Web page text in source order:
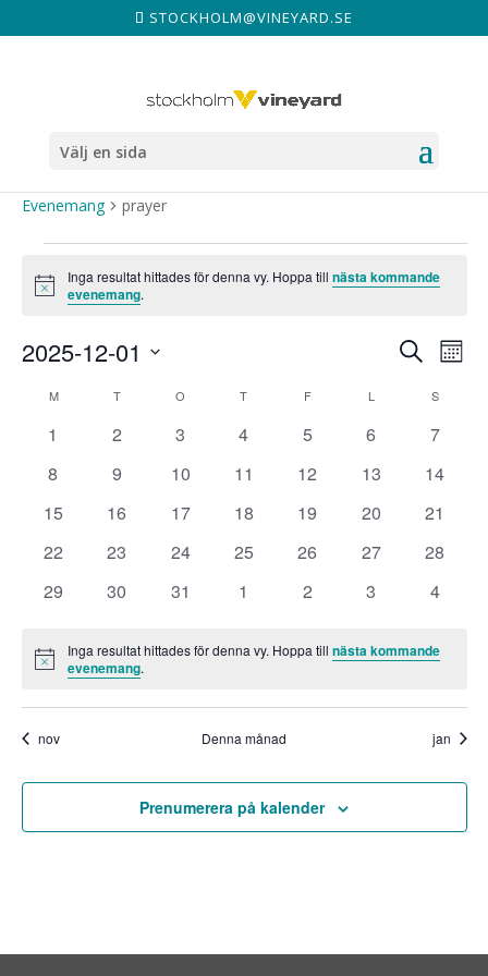
STOCKHOLM@VINEYARD.SE
Välj en sida
Evenemang prayer
EVENEMANG
Notis
Inga resultat hittades för denna vy. Hoppa tillnästa kommande
evenemang.
AND
Sök
2025-12-01
Välj
datum.
KALENDER
AV
EVENEMANG
MMÅNDAG TTISDAG O T TORSDAGFFREDAG L S
0
1
0
2
0
3
0
4
0
5
0
6
0
7
0
8
0
9
0
10
0
11
0
12
0
13
0
14
0
15
0
16
0
17
0
18
0
19
0
20
0
21
0
22
0
23
0
24
0
25
0
26
0
27
0
28
0
29
0
30
0
31
0
1
0
2
0
3
0
4
Notis
Inga resultat hittades för denna vy. Hoppa tillnästa kommande
evenemang.
nov Denna månad jan
Prenumerera på kalender